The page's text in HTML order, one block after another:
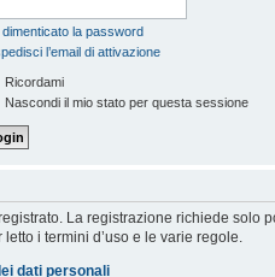
dimenticato la password
l’email di attivazione
Ricordami
Nascondi il mio stato per questa sessione
La registrazione richiede solo
i termini d’uso e le varie regole.
dati personali